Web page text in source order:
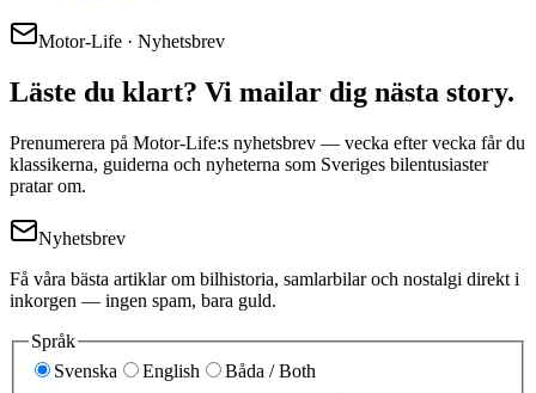
Motor-Life · Nyhetsbrev
Läste du klart? Vi mailar dig nästa story.
Prenumerera på Motor-Life:s nyhetsbrev — vecka efter vecka får du
klassikerna, guiderna och nyheterna som Sveriges bilentusiaster
pratar om.
Nyhetsbrev
Få våra bästa artiklar om bilhistoria, samlarbilar och nostalgi direkt i
inkorgen — ingen spam, bara guld.
Språk
Svenska
English Båda / Both